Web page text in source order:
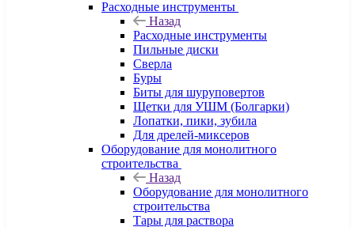
Расходные инструменты
Назад
Расходные инструменты
Пильные диски
Сверла
Буры
Биты для шуруповертов
Щетки для УШМ (Болгарки)
Лопатки, пики, зубила
Для дрелей-миксеров
Оборудование для монолитного
строительства
Назад
Оборудование для монолитного
строительства
Тары для раствора